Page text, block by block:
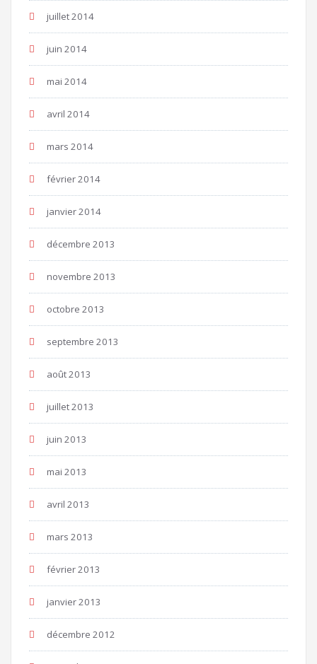
juillet 2014
juin 2014
mai 2014
avril 2014
mars 2014
février 2014
janvier 2014
décembre 2013
novembre 2013
octobre 2013
septembre 2013
août 2013
juillet 2013
juin 2013
mai 2013
avril 2013
mars 2013
février 2013
janvier 2013
décembre 2012